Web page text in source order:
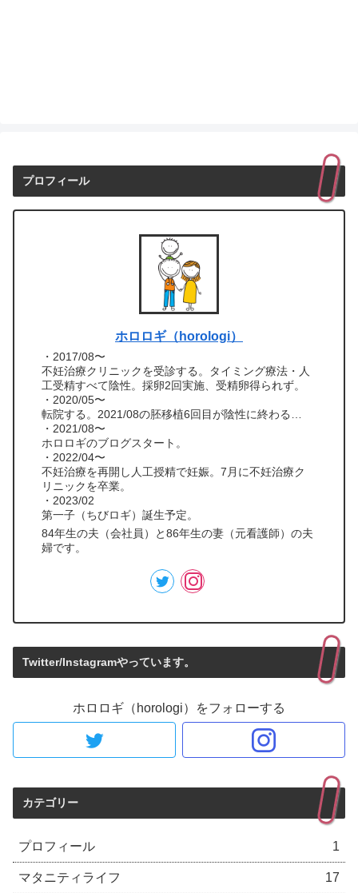
プロフィール
ホロロギ（horologi）
・2017/08〜
不妊治療クリニックを受診する。タイミング療法・人
工受精すべて陰性。採卵2回実施、受精卵得られず。
・2020/05〜
転院する。2021/08の胚移植6回目が陰性に終わる…
・2021/08〜
ホロロギのブログスタート。
・2022/04〜
不妊治療を再開し人工授精で妊娠。7月に不妊治療ク
リニックを卒業。
・2023/02
第一子（ちびロギ）誕生予定。
84年生の夫（会社員）と86年生の妻（元看護師）の夫
婦です。
Twitter/Instagramやっています。
ホロロギ（horologi）をフォローする
カテゴリー
プロフィール 1
マタニティライフ 17